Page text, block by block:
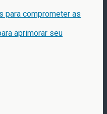
para comprometer as
aprimorar seu